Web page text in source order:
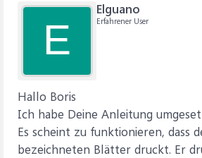
E
Elguano
Erfahrener User
Hallo Boris
Ich habe Deine Anleitung
Es scheint zu funktionieren, dass
bezeichneten Blätter druckt. Er